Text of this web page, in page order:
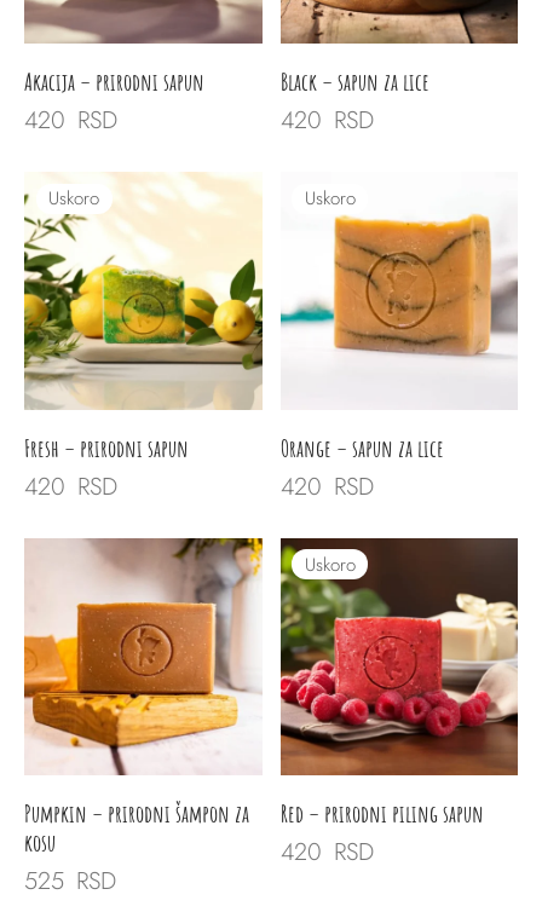
Akacija – prirodni sapun
420 RSD
Black – sapun za lice
420 RSD
Uskoro
Fresh – prirodni sapun
420 RSD
Uskoro
Orange – sapun za lice
420 RSD
Pumpkin – prirodni šampon za
kosu
525 RSD
Uskoro
Red – prirodni piling sapun
420 RSD